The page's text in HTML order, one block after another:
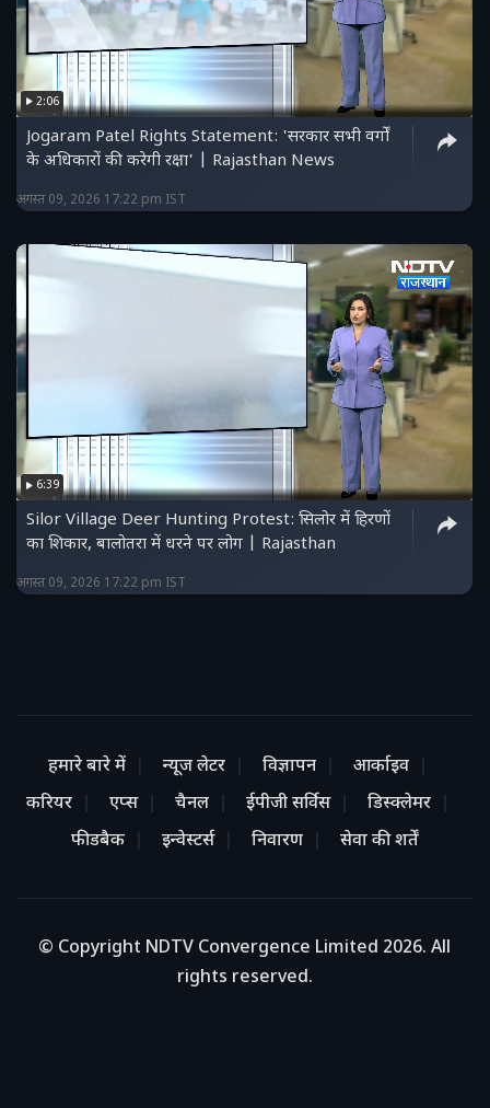
2:06
Jogaram Patel Rights Statement: 'सरकार सभी वर्गों
के अधिकारों की करेगी रक्षा' | Rajasthan News
अगस्त 09, 2026 17:22 pm IST
6:39
Silor Village Deer Hunting Protest: सिलोर में हिरणों
का शिकार, बालोतरा में धरने पर लोग | Rajasthan
अगस्त 09, 2026 17:22 pm IST
हमारे बारे में न्यूज लेटर विज्ञापन
आर्काइव
करियर
एप्स चैनल ईपीजी सर्विस
डिस्क्लेमर
फीडबैक
इन्वेस्टर्स निवारण सेवा की शर्तें
© Copyright NDTV Convergence Limited 2026. All
rights reserved.